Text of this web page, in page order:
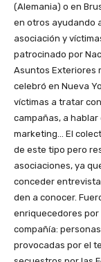
(Alemania) o en
en otros ayudando
asociación y
patrocinado por
Asuntos Exteriores
celebró en Nueva
víctimas a tratar
campañas, a
marketing… El
de este tipo pero
asociaciones, ya
conceder
den a conocer.
enriquecedores por
compañía:
provocadas por el